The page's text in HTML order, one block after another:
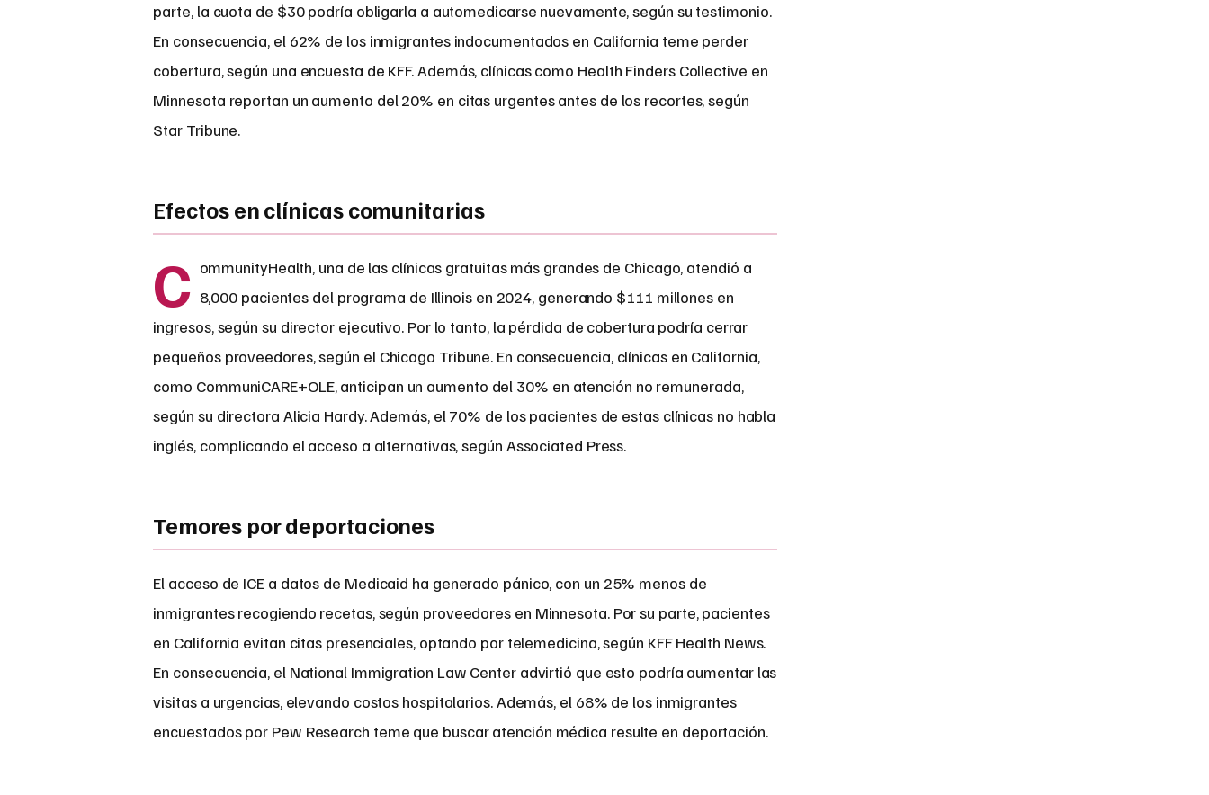
parte, la cuota de $30 podría obligarla a automedicarse nuevamente, según su testimonio.
En consecuencia, el 62% de los inmigrantes indocumentados en California teme perder
cobertura, según una encuesta de KFF. Además, clínicas como Health Finders Collective en
Minnesota reportan un aumento del 20% en citas urgentes antes de los recortes, según
Star Tribune.
Efectos en clínicas comunitarias
C ommunityHealth, una de las clínicas gratuitas más grandes de Chicago, atendió a
8,000 pacientes del programa de Illinois en 2024, generando $111 millones en
ingresos, según su director ejecutivo. Por lo tanto, la pérdida de cobertura podría cerrar
pequeños proveedores, según el Chicago Tribune. En consecuencia, clínicas en California,
como CommuniCARE+OLE, anticipan un aumento del 30% en atención no remunerada,
según su directora Alicia Hardy. Además, el 70% de los pacientes de estas clínicas no habla
inglés, complicando el acceso a alternativas, según Associated Press.
Temores por deportaciones
El acceso de ICE a datos de Medicaid ha generado pánico, con un 25% menos de
inmigrantes recogiendo recetas, según proveedores en Minnesota. Por su parte, pacientes
en California evitan citas presenciales, optando por telemedicina, según KFF Health News.
En consecuencia, el National Immigration Law Center advirtió que esto podría aumentar las
visitas a urgencias, elevando costos hospitalarios. Además, el 68% de los inmigrantes
encuestados por Pew Research teme que buscar atención médica resulte en deportación.